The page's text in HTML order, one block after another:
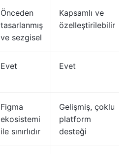
Önceden
tasarlanmış
ve sezgisel
Kapsamlı ve
özelleştirilebilir
Evet Evet
Figma
ekosistemi
ile sınırlıdır
Gelişmiş, çoklu
platform
desteği